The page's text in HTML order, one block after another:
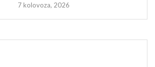
7 kolovoza, 2026